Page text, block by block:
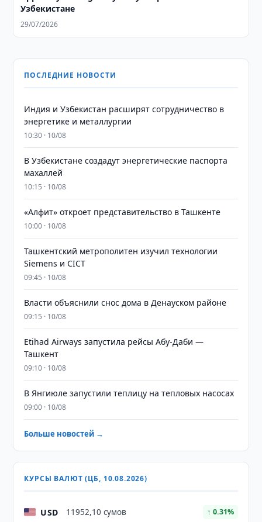
Узбекистане
29/07/2026
ПОСЛЕДНИЕ НОВОСТИ
Индия и Узбекистан расширят сотрудничество в
энергетике и металлургии
10:30 · 10/08
В Узбекистане создадут энергетические паспорта
махаллей
10:15 · 10/08
«Алфит» откроет представительство в Ташкенте
10:00 · 10/08
Ташкентский метрополитен изучил технологии
Siemens и CICT
09:45 · 10/08
Власти объяснили снос дома в Денауском районе
09:15 · 10/08
Etihad Airways запустила рейсы Абу-Даби —
Ташкент
09:10 · 10/08
В Янгиюле запустили теплицу на тепловых насосах
09:00 · 10/08
Больше новостей →
КУРСЫ ВАЛЮТ (ЦБ, 10.08.2026)
USD 11952,10 сумов ↑ 0.31%